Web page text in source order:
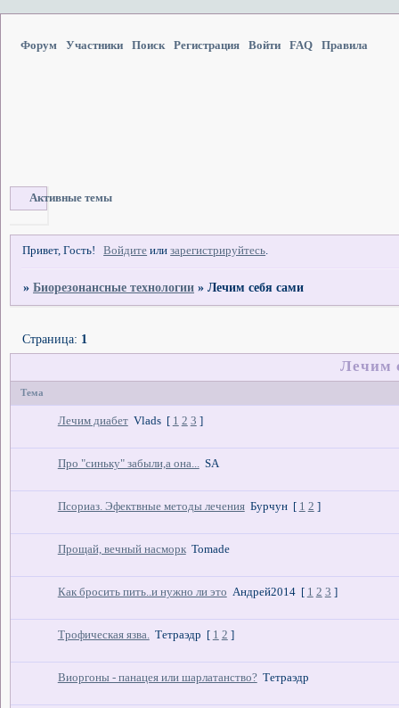
Форум Участники Поиск Регистрация Войти FAQ Правила
Активные темы
Привет, Гость! Войдите илизарегистрируйтесь.
»Биорезонансные технологии »Лечим себя сами
Лечим
Страница: 1
Тема
Лечим диабет Vlads [ 1 2 3 ]
Про "синьку" забыли,а она... SA
Псориаз. Эфектвные методы лечения Бурчун [ 1 2 ]
Прощай, вечный насморк Tomade
Как бросить пить..и нужно ли это Андрей2014 [ 1 2 3 ]
Трофическая язва. Тетраэдр [ 1 2 ]
Виоргоны - панацея или шарлатанство? Тетраэдр